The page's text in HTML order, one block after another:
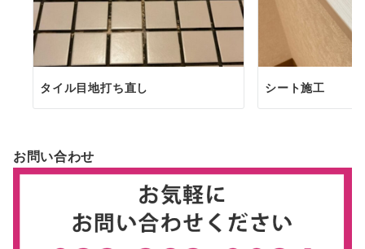
タイル目地打ち直し シート施工
お問い合わせ